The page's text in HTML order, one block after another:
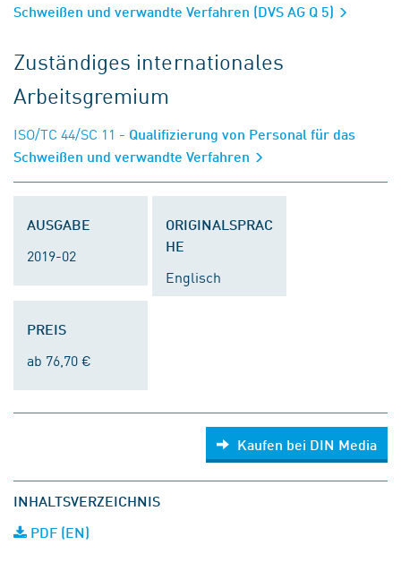
Schweißen und verwandte Verfahren (DVS AG Q 5)
Zuständiges internationales
Arbeitsgremium
ISO/TC 44/SC 11 - Qualifizierung von Personal für das
Schweißen und verwandte Verfahren
AUSGABE
2019-02
ORIGINALSPRAC
HE
Englisch
PREIS
ab 76,70 €
Kaufen bei DIN Media
INHALTSVERZEICHNIS
PDF (EN)